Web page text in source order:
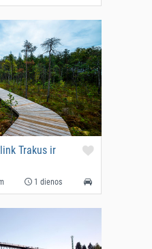
Trakus ir
1 dienos